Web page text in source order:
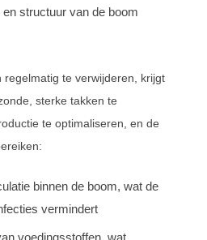
structuur van de boom
regelmatig te verwijderen, krijgt
sterke takken te
te optimaliseren, en de
binnen de boom, wat de
vermindert
voedingsstoffen, wat